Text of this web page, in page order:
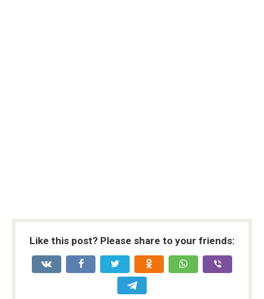
Like this post? Please share to your friends: